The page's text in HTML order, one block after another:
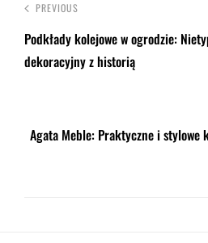
PREVIOUS
Podkłady kolejowe w ogrodzie:
dekoracyjny z historią
Agata Meble: Praktyczne i stylowe